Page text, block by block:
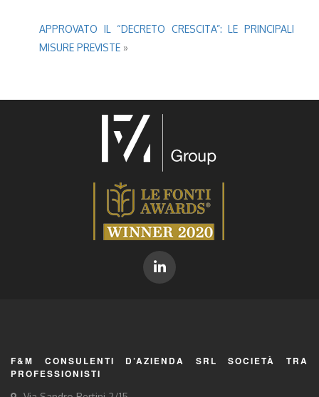
APPROVATO IL “DECRETO CRESCITA”: LE PRINCIPALI
MISURE PREVISTE »
F&M CONSULENTI D’AZIENDA SRL SOCIETÀ TRA
PROFESSIONISTI